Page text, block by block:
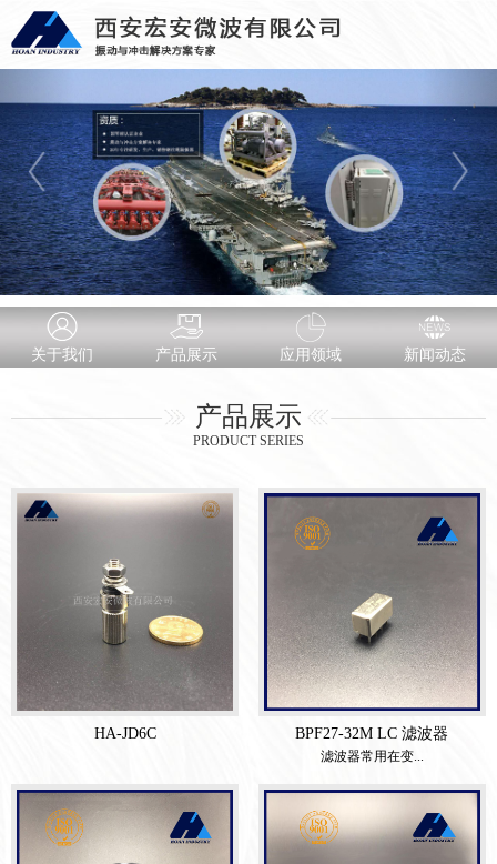
关于我们 产品展示 应用领域 新闻动态
产品展示
PRODUCT SERIES
HA-JD6C BPF27-32M LC 滤波器
滤波器常用在变...